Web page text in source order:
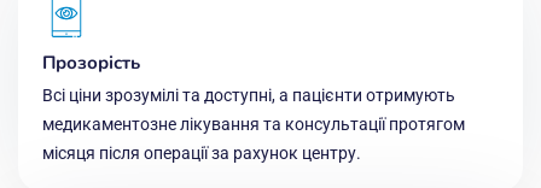
Прозорість
Всі ціни зрозумілі та доступні, а пацієнти отримують
медикаментозне лікування та консультації протягом
місяця після операції за рахунок центру.